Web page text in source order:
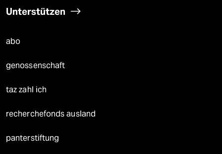
Unterstützen
abo
genossenschaft
taz zahl ich
recherchefonds ausland
panterstiftung